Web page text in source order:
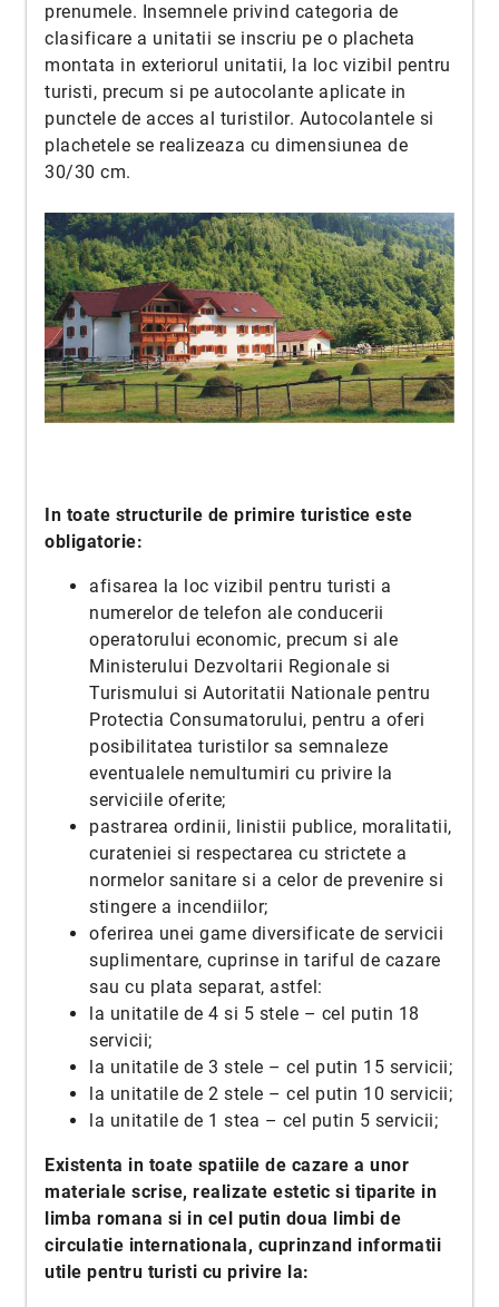
prenumele. Insemnele privind categoria de
clasificare a unitatii se inscriu pe o placheta
montata in exteriorul unitatii, la loc vizibil pentru
turisti, precum si pe autocolante aplicate in
punctele de acces al turistilor. Autocolantele si
plachetele se realizeaza cu dimensiunea de
30/30 cm.
In toate structurile de primire turistice este
obligatorie:
afisarea la loc vizibil pentru turisti a
numerelor de telefon ale conducerii
operatorului economic, precum si ale
Ministerului Dezvoltarii Regionale si
Turismului si Autoritatii Nationale pentru
Protectia Consumatorului, pentru a oferi
posibilitatea turistilor sa semnaleze
eventualele nemultumiri cu privire la
serviciile oferite;
pastrarea ordinii, linistii publice, moralitatii,
curateniei si respectarea cu strictete a
normelor sanitare si a celor de prevenire si
stingere a incendiilor;
oferirea unei game diversificate de servicii
suplimentare, cuprinse in tariful de cazare
sau cu plata separat, astfel:
la unitatile de 4 si 5 stele – cel putin 18
servicii;
la unitatile de 3 stele – cel putin 15 servicii;
la unitatile de 2 stele – cel putin 10 servicii;
la unitatile de 1 stea – cel putin 5 servicii;
Existenta in toate spatiile de cazare a unor
materiale scrise, realizate estetic si tiparite in
limba romana si in cel putin doua limbi de
circulatie internationala, cuprinzand informatii
utile pentru turisti cu privire la: